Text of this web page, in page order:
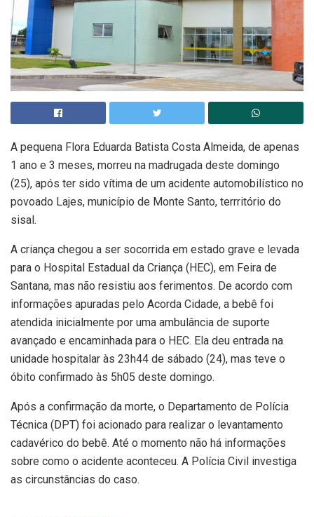
A pequena Flora Eduarda Batista Costa Almeida, de apenas
1 ano e 3 meses, morreu na madrugada deste domingo
(25), após ter sido vítima de um acidente automobilístico no
povoado Lajes, município de Monte Santo, terrritório do
sisal.
A criança chegou a ser socorrida em estado grave e levada
para o Hospital Estadual da Criança (HEC), em Feira de
Santana, mas não resistiu aos ferimentos. De acordo com
informações apuradas pelo Acorda Cidade, a bebê foi
atendida inicialmente por uma ambulância de suporte
avançado e encaminhada para o HEC. Ela deu entrada na
unidade hospitalar às 23h44 de sábado (24), mas teve o
óbito confirmado às 5h05 deste domingo.
Após a confirmação da morte, o Departamento de Polícia
Técnica (DPT) foi acionado para realizar o levantamento
cadavérico do bebê. Até o momento não há informações
sobre como o acidente aconteceu. A Polícia Civil investiga
as circunstâncias do caso.